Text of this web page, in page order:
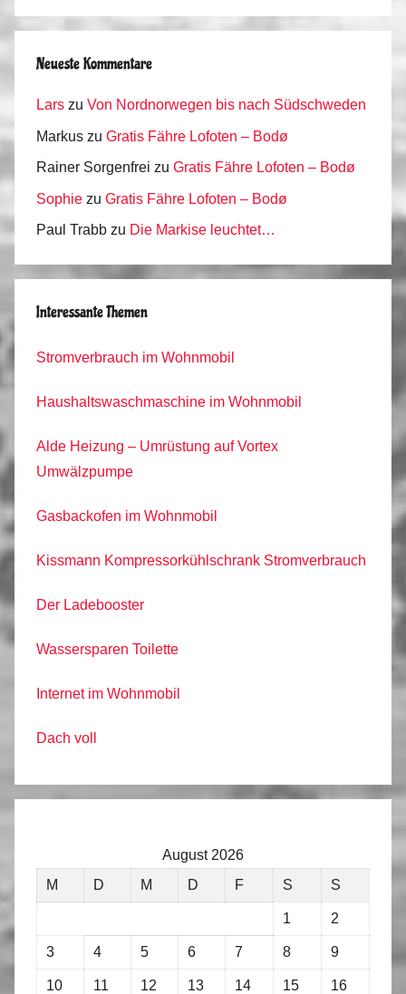
Neueste Kommentare
Lars zu Von Nordnorwegen bis nach Südschweden
Markus zu Gratis Fähre Lofoten – Bodø
Rainer Sorgenfrei zu Gratis Fähre Lofoten – Bodø
Sophie zu Gratis Fähre Lofoten – Bodø
Paul Trabb zu Die Markise leuchtet…
Interessante Themen
Stromverbrauch im Wohnmobil
Haushaltswaschmaschine im Wohnmobil
Alde Heizung – Umrüstung auf Vortex
Umwälzpumpe
Gasbackofen im Wohnmobil
Kissmann Kompressorkühlschrank Stromverbrauch
Der Ladebooster
Wassersparen Toilette
Internet im Wohnmobil
Dach voll
August 2026
M
D M D F S S
1 2
3 4 5 6 7 8 9
10 11 12 13 14 15 16